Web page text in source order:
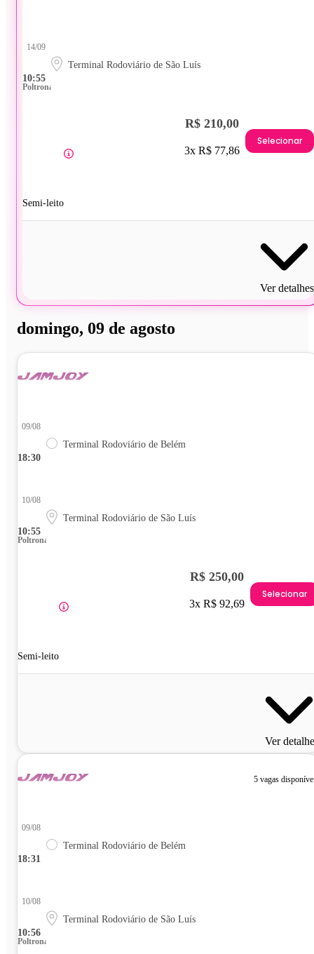
10:55
14/09
Terminal Rodoviário de São Luís
Poltrona
Semi-leito
R$ 210,00
3x R$ 77,86
Selecionar
Ver detalhes
domingo, 09 de agosto
18:30
09/08
Terminal Rodoviário de Belém
10:55
10/08
Terminal Rodoviário de São Luís
Poltrona
Semi-leito
R$ 250,00
3x R$ 92,69
Selecionar
Ver
5 vagas
18:31
09/08
Terminal Rodoviário de Belém
10:56
10/08
Terminal Rodoviário de São Luís
Poltrona